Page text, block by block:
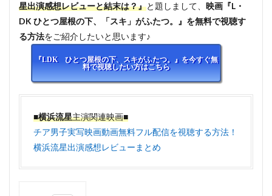
星出演感想レビューと結末は？』と題しまして、 映画『L・
DK ひとつ屋根の下、「スキ」がふたつ。』を無料で視聴す
る方法をご紹介したいと思います♪
『LDK ひとつ屋根の下、スキがふたつ。』を今すぐ無
料で視聴したい方はこちら
■横浜流星主演関連映画■
チア男子実写映画動画無料フル配信を視聴する方法！
横浜流星出演感想レビューまとめ